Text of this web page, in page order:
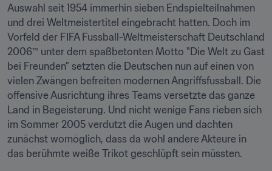
Auswahl seit 1954 immerhin sieben Endspielteilnahmen
und drei Weltmeistertitel eingebracht hatten. Doch im
Vorfeld der FIFA Fussball-Weltmeisterschaft Deutschland
2006™ unter dem spaßbetonten Motto "Die Welt zu Gast
bei Freunden" setzten die Deutschen nun auf einen von
vielen Zwängen befreiten modernen Angriffsfussball. Die
offensive Ausrichtung ihres Teams versetzte das ganze
Land in Begeisterung. Und nicht wenige Fans rieben sich
im Sommer 2005 verdutzt die Augen und dachten
zunächst womöglich, dass da wohl andere Akteure in
das berühmte weiße Trikot geschlüpft sein müssten.